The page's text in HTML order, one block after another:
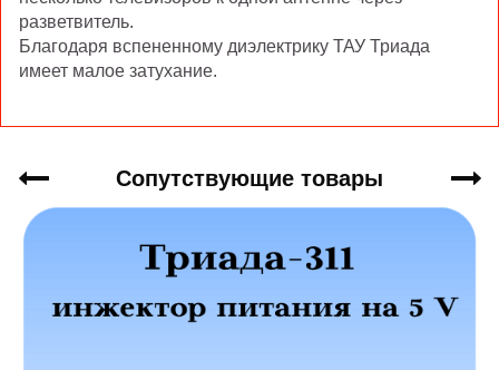
разветвитель.
Благодаря вспененному диэлектрику ТАУ Триада
имеет малое затухание.
Сопутствующие товары